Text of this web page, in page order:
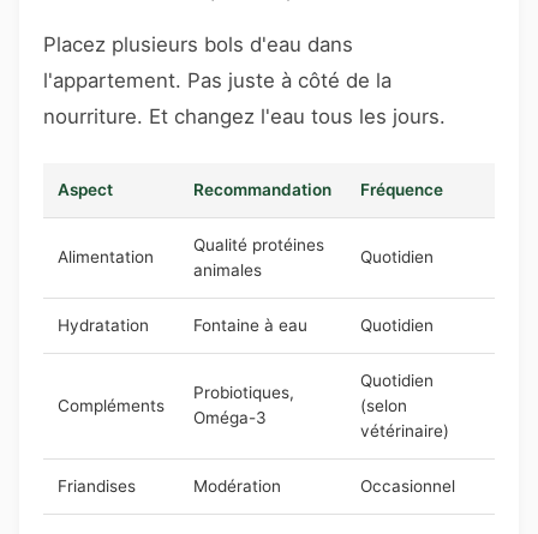
Placez plusieurs bols d'eau dans
l'appartement. Pas juste à côté de la
nourriture. Et changez l'eau tous les jours.
Aspect Recommandation Fréquence
Alimentation
Qualité protéines
animales
Quotidien
Hydratation Fontaine à eau Quotidien
Compléments
Probiotiques,
Oméga-3
Quotidien
(selon
vétérinaire)
Friandises Modération Occasionnel